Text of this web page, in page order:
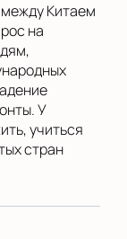
Китаем
на
У
учиться
стран